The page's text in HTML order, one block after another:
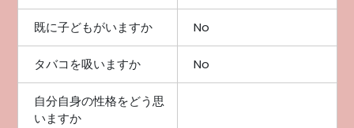
既に子どもがいますか No
タバコを吸いますか No
自分自身の性格をどう思
いますか